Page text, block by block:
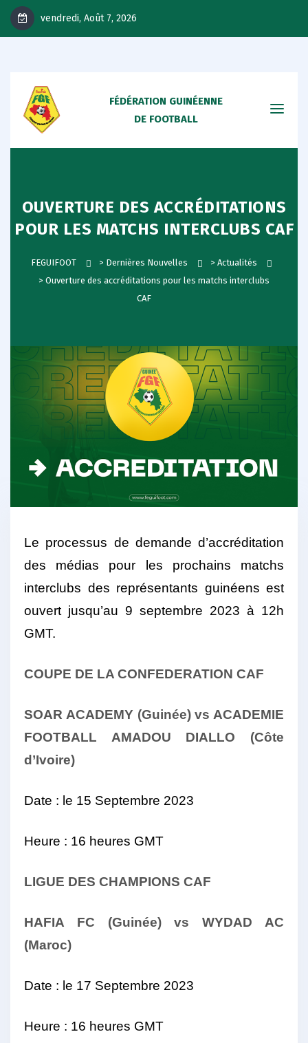
vendredi, Août 7, 2026
FÉDÉRATION GUINÉENNE
DE FOOTBALL
OUVERTURE DES ACCRÉDITATIONS
POUR LES MATCHS INTERCLUBS CAF
FEGUIFOOT > Dernières Nouvelles > Actualités
> Ouverture des accréditations pour les matchs interclubs
CAF
Le processus de demande d’accréditation
des médias pour les prochains matchs
interclubs des représentants guinéens est
ouvert jusqu’au 9 septembre 2023 à 12h
GMT.
COUPE DE LA CONFEDERATION CAF
SOAR ACADEMY (Guinée) vs ACADEMIE
FOOTBALL AMADOU DIALLO (Côte
d’Ivoire)
Date : le 15 Septembre 2023
Heure : 16 heures GMT
LIGUE DES CHAMPIONS CAF
HAFIA FC (Guinée) vs WYDAD AC
(Maroc)
Date : le 17 Septembre 2023
Heure : 16 heures GMT